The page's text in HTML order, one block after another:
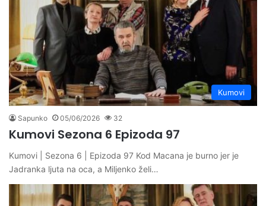
Kumovi
Sapunko 05/06/2026 32
Kumovi Sezona 6 Epizoda 97
Kumovi | Sezona 6 | Epizoda 97 Kod Macana je burno jer je
Jadranka ljuta na oca, a Miljenko želi…